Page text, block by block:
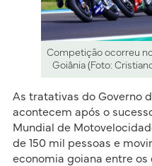
Competição ocorreu
Goiânia (Foto:
As tratativas do Governo
acontecem após o
Mundial de
de 150 mil pessoas e
economia goiana entre os